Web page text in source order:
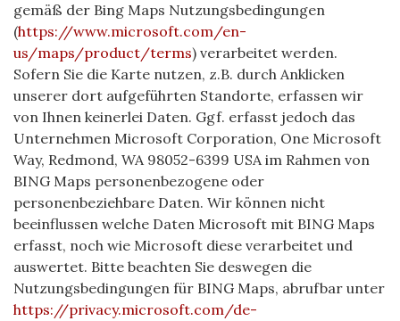
gemäß der Bing Maps Nutzungsbedingungen
(https://www.microsoft.com/en-
us/maps/product/terms) verarbeitet werden.
Sofern Sie die Karte nutzen, z.B. durch Anklicken
unserer dort aufgeführten Standorte, erfassen wir
von Ihnen keinerlei Daten. Ggf. erfasst jedoch das
Unternehmen Microsoft Corporation, One Microsoft
Way, Redmond, WA 98052-6399 USA im Rahmen von
BING Maps personenbezogene oder
personenbeziehbare Daten. Wir können nicht
beeinflussen welche Daten Microsoft mit BING Maps
erfasst, noch wie Microsoft diese verarbeitet und
auswertet. Bitte beachten Sie deswegen die
Nutzungsbedingungen für BING Maps, abrufbar unter
https://privacy.microsoft.com/de-